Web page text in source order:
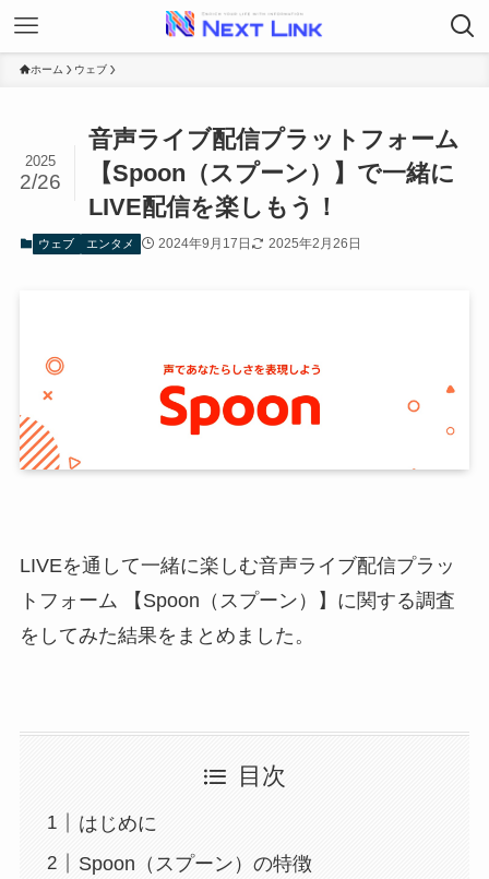
ホーム ウェブ
音声ライブ配信プラットフォーム
【Spoon（スプーン）】で一緒に
LIVE配信を楽しもう！
2025
2/26
ウェブ エンタメ 2024年9月17日 2025年2月26日
LIVEを通して一緒に楽しむ音声ライブ配信プラッ
トフォーム 【Spoon（スプーン）】に関する調査
をしてみた結果をまとめました。
目次
はじめに
Spoon（スプーン）の特徴